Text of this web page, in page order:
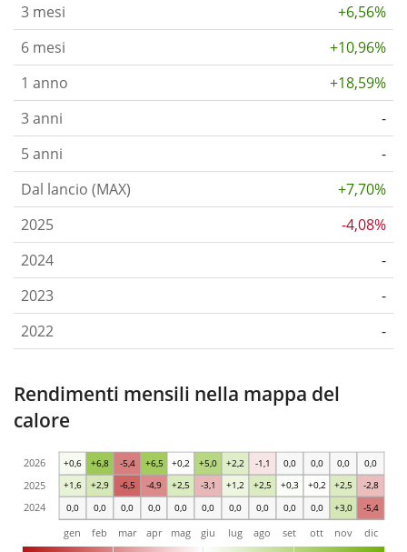
3 mesi
+6,56%
6 mesi
+10,96%
1 anno
+18,59%
3 anni
-
5 anni
-
Dal lancio (MAX)
+7,70%
2025
-4,08%
2024
-
2023
-
2022
-
Rendimenti mensili nella mappa del
calore
0,0 0,0 0,0 0,0 0,0 0,0 0,0 0,0 0,0 0,0 +3,0 -5,4
+1,6 +2,9 -6,5 -4,9 +2,5 -3,1 +1,2 +2,5 +0,3 +0,2 +2,5 -2,8
+0,6 +6,8 -5,4 +6,5 +0,2 +5,0 +2,2 -1,1 0,0 0,0 0,0 0,0
gen feb mar apr mag giu lug ago set ott nov dic
2024
2025
2026